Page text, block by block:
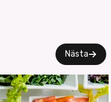
Nästa